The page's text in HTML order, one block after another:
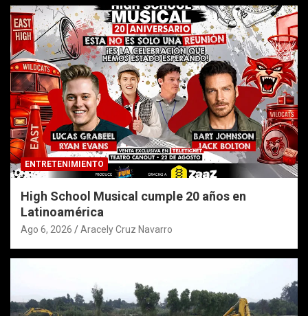
ENTRETENIMIENTO
High School Musical cumple 20 años en
Latinoamérica
Ago 6, 2026 Aracely Cruz Navarro